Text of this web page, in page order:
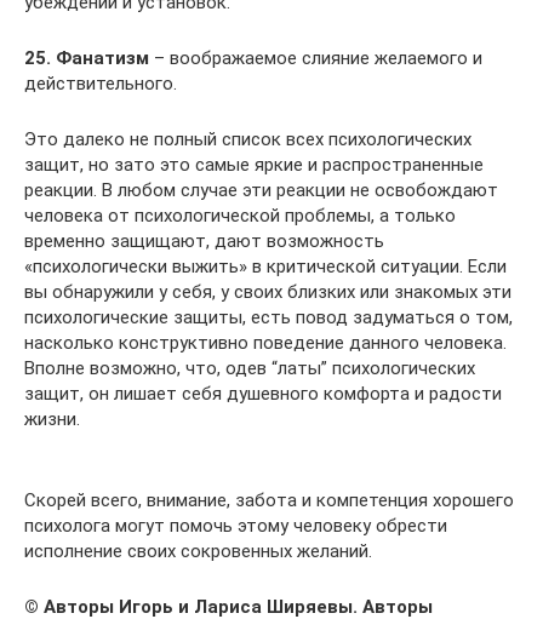
25. Фанатизм – воображаемое слияние желаемого и
действительного.
Это далеко не полный список всех психологических
защит, но зато это самые яркие и распространенные
реакции. В любом случае эти реакции не освобождают
человека от психологической проблемы, а только
временно защищают, дают возможность
«психологически выжить» в критической ситуации. Если
вы обнаружили у себя, у своих близких или знакомых эти
психологические защиты, есть повод задуматься о том,
насколько конструктивно поведение данного человека.
Вполне возможно, что, одев “латы” психологических
защит, он лишает себя душевного комфорта и радости
жизни.
Скорей всего, внимание, забота и компетенция хорошего
психолога могут помочь этому человеку обрести
исполнение своих сокровенных желаний.
© Авторы Игорь и Лариса Ширяевы. Авторы